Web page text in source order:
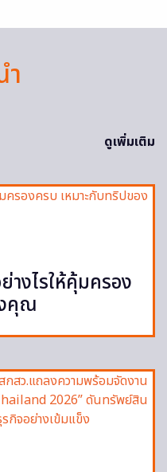
ำ
ดูเพิ่มเติม
างไรให้คุ้มครอง
คุณ